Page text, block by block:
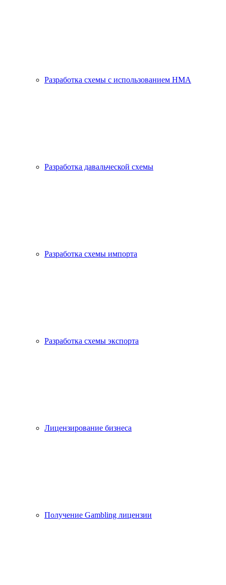
Разработка схемы с использованием HMA
Разработка давальческой схемы
Разработка схемы импорта
Разработка схемы экспорта
Лицензирование бизнеса
Получение Gambling лицензии